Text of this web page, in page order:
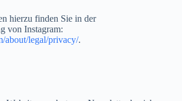
hierzu finden Sie in der
von Instagram:
about/legal/privacy/.